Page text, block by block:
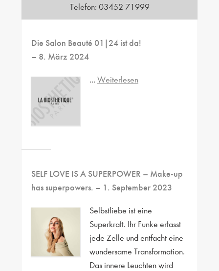
Telefon: 03452 71999
Die Salon Beauté 01|24 ist da!
– 8. März 2024
... Weiterlesen
SELF LOVE IS A SUPERPOWER – Make-up
has superpowers. – 1. September 2023
Selbstliebe ist eine
Superkraft. Ihr Funke erfasst
jede Zelle und entfacht eine
wundersame Transformation.
Das innere Leuchten wird